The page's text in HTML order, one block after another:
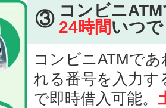
③ コンビニ
24時間いつ
コンビニATMで
れる番号を入力
で即時借入可能。